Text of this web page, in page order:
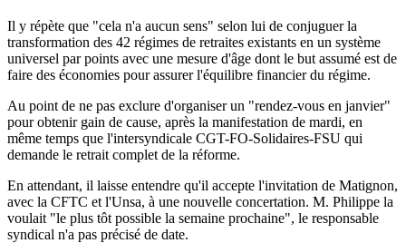
Il y répète que "cela n'a aucun sens" selon lui de conjuguer la
transformation des 42 régimes de retraites existants en un système
universel par points avec une mesure d'âge dont le but assumé est de
faire des économies pour assurer l'équilibre financier du régime.
Au point de ne pas exclure d'organiser un "rendez-vous en janvier"
pour obtenir gain de cause, après la manifestation de mardi, en
même temps que l'intersyndicale CGT-FO-Solidaires-FSU qui
demande le retrait complet de la réforme.
En attendant, il laisse entendre qu'il accepte l'invitation de Matignon,
avec la CFTC et l'Unsa, à une nouvelle concertation. M. Philippe la
voulait "le plus tôt possible la semaine prochaine", le responsable
syndical n'a pas précisé de date.